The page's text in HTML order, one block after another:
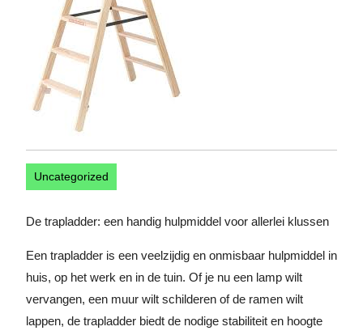
Uncategorized
De trapladder: een handig hulpmiddel voor allerlei klussen
Een trapladder is een veelzijdig en onmisbaar hulpmiddel in
huis, op het werk en in de tuin. Of je nu een lamp wilt
vervangen, een muur wilt schilderen of de ramen wilt
lappen, de trapladder biedt de nodige stabiliteit en hoogte